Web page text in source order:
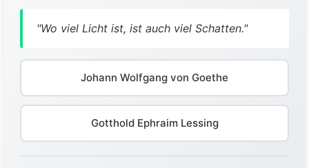
"Wo viel Licht ist, ist auch viel Schatten."
Johann Wolfgang von Goethe
Gotthold Ephraim Lessing